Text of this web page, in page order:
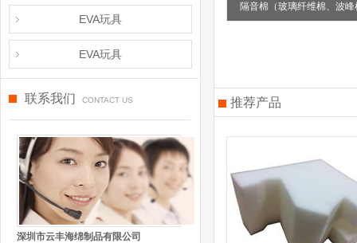
EVA玩具
EVA玩具
联系我们 CONTACT US
深圳市云丰海绵制品有限公司
隔音棉（玻璃纤维棉、波峰
推荐产品